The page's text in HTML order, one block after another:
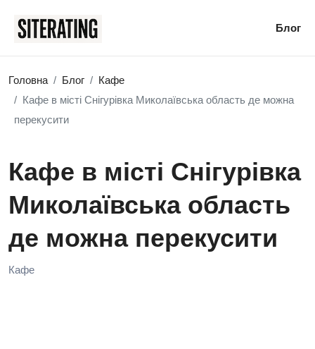
Блог
Головна Блог
Кафе
Кафе в місті Снігурівка Миколаївська область де можна
перекусити
Кафе в місті Снігурівка
Миколаївська область
де можна перекусити
Кафе